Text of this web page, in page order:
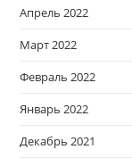
Апрель 2022
Март 2022
Февраль 2022
Январь 2022
Декабрь 2021